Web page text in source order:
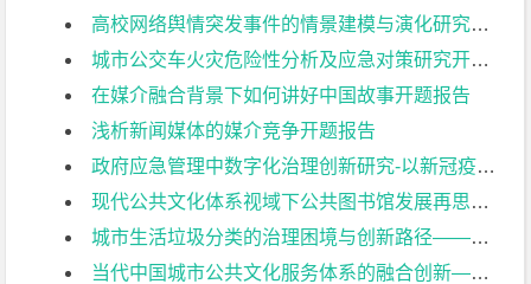
高校网络舆情突发事件的情景建模与演化研究开题报告
城市公交车火灾危险性分析及应急对策研究开题报告
在媒介融合背景下如何讲好中国故事开题报告
浅析新闻媒体的媒介竞争开题报告
政府应急管理中数字化治理创新研究-以新冠疫情“健康码”推行为例开题报告
现代公共文化体系视域下公共图书馆发展再思考——以南京图书馆为例开题报告
城市生活垃圾分类的治理困境与创新路径——以南京市为例开题报告
当代中国城市公共文化服务体系的融合创新——基于空间、弹性、制度三要素的研究开题报告